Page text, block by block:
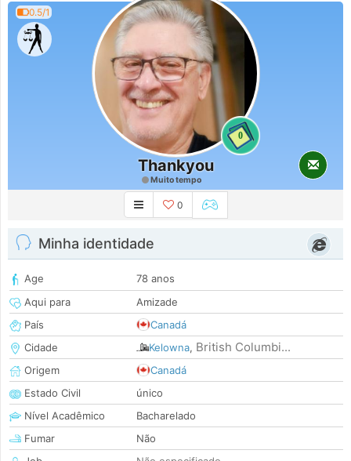
0.5/1
0
Thankyou
Muito tempo
0
Minha identidade
Age
78 anos
Aqui para
Amizade
País
Canadá
Cidade
Kelowna, British Columbi...
Origem
Canadá
Estado Civil
único
Nível Acadêmico
Bacharelado
Fumar
Não